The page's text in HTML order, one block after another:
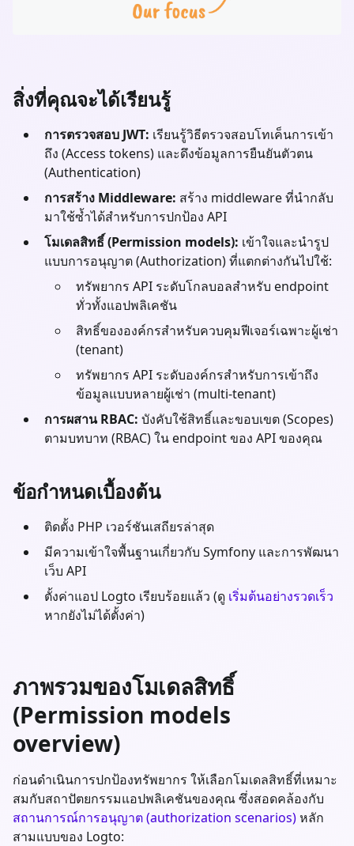
สิ่งที่คุณจะได้เรียนรู้
การตรวจสอบ JWT: เรียนรู้วิธีตรวจสอบโทเค็นการเข้า
ถึง (Access tokens) และดึงข้อมูลการยืนยันตัวตน
(Authentication)
การสร้าง Middleware: สร้าง middleware ที่นำกลับ
มาใช้ซ้ำได้สำหรับการปกป้อง API
โมเดลสิทธิ์ (Permission models): เข้าใจและนำรูป
แบบการอนุญาต (Authorization) ที่แตกต่างกันไปใช้:
ทรัพยากร API ระดับโกลบอลสำหรับ endpoint
ทั่วทั้งแอปพลิเคชัน
สิทธิ์ขององค์กรสำหรับควบคุมฟีเจอร์เฉพาะผู้เช่า
(tenant)
ทรัพยากร API ระดับองค์กรสำหรับการเข้าถึง
ข้อมูลแบบหลายผู้เช่า (multi-tenant)
การผสาน RBAC: บังคับใช้สิทธิ์และขอบเขต (Scopes)
ตามบทบาท (RBAC) ใน endpoint ของ API ของคุณ
ข้อกำหนดเบื้องต้น
ติดตั้ง PHP เวอร์ชันเสถียรล่าสุด
มีความเข้าใจพื้นฐานเกี่ยวกับ Symfony และการพัฒนา
เว็บ API
ตั้งค่าแอป Logto เรียบร้อยแล้ว (ดู เริ่มต้นอย่างรวดเร็ว
หากยังไม่ได้ตั้งค่า)
ภาพรวมของโมเดลสิทธิ์
(Permission models
overview)
ก่อนดำเนินการปกป้องทรัพยากร ให้เลือกโมเดลสิทธิ์ที่เหมาะ
สมกับสถาปัตยกรรมแอปพลิเคชันของคุณ ซึ่งสอดคล้องกับ
สถานการณ์การอนุญาต (authorization scenarios)หลัก
สามแบบของ Logto: